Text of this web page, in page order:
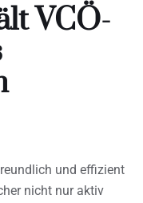
VCÖ-
und effizient
nicht nur aktiv